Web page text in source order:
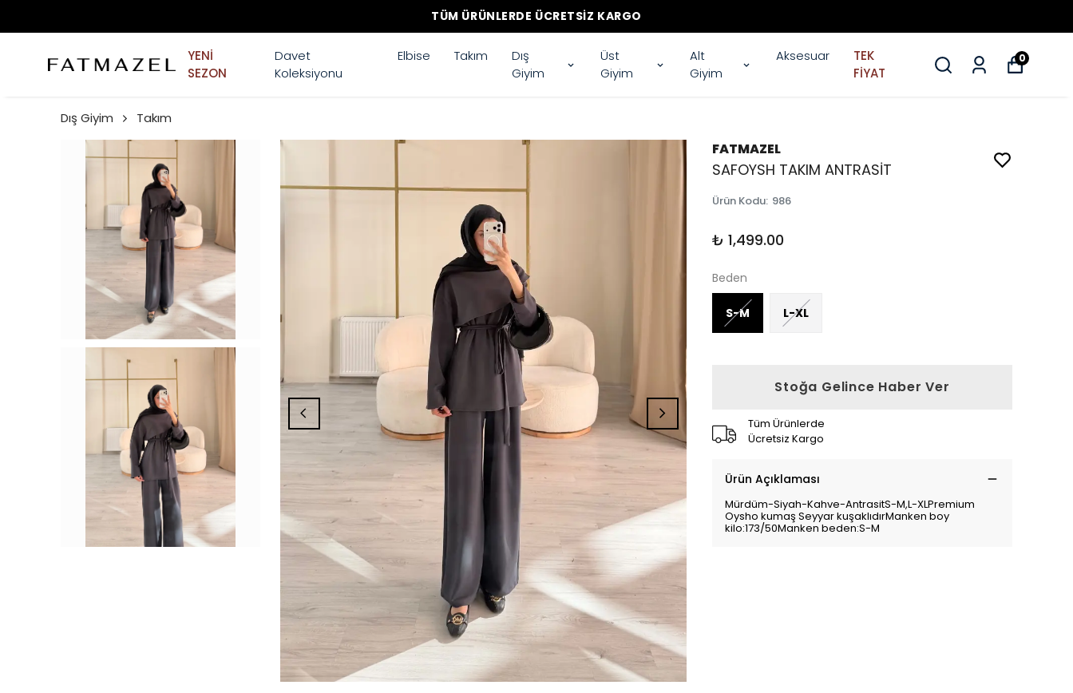
TÜM ÜRÜNLERDE ÜCRETSIZ KARGO
YENİ
SEZON
Davet
Koleksiyonu
Elbise Takım
Dış
Giyim
Üst
Giyim
Alt
Giyim
Aksesuar
TEK
FİYAT
0
Dış Giyim Takım
FATMAZEL
SAFOYSH TAKIM ANTRASİT
Ürün Kodu: 986
₺ 1,499.00
Beden
S-M L-XL
Stoğa Gelince Haber Ver
Tüm Ürünlerde
Ücretsiz Kargo
Ürün Açıklaması
Mürdüm-Siyah-Kahve-AntrasitS-M,L-XLPremium
Oysho kumaş Seyyar kuşaklıdırManken boy
kilo:173/50Manken beden:S-M